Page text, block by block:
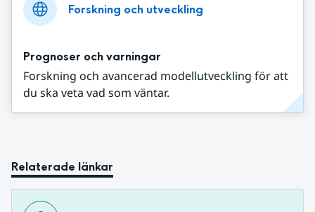
Forskning och utveckling
Prognoser och varningar
Forskning och avancerad modellutveckling för att
du ska veta vad som väntar.
Relaterade länkar